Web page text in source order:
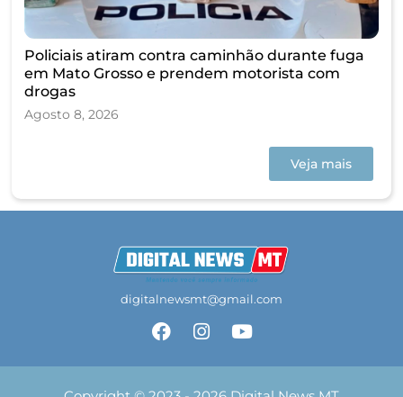
Policiais atiram contra caminhão durante fuga
em Mato Grosso e prendem motorista com
drogas
Agosto 8, 2026
Veja mais
digitalnewsmt@gmail.com